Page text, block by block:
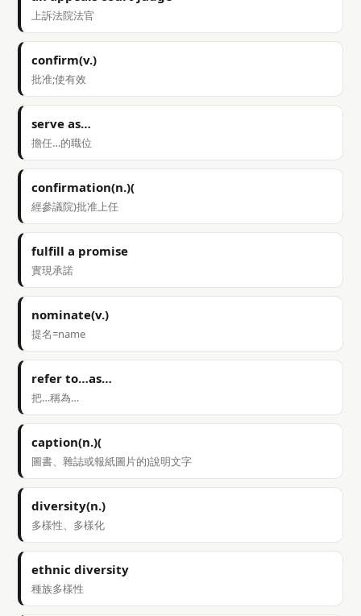
上訴法院法官
confirm(v.)
批准;使有效
serve as…
擔任…的職位
confirmation(n.)(
經參議院)批准上任
fulfill a promise
實現承諾
nominate(v.)
提名=name
refer to…as…
把…稱為…
caption(n.)(
圖書、雜誌或報紙圖片的)說明文字
diversity(n.)
多樣性、多樣化
ethnic diversity
種族多樣性